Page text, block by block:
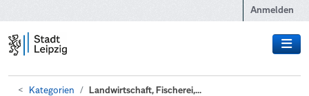
Anmelden
Kategorien Landwirtschaft, Fischerei,...